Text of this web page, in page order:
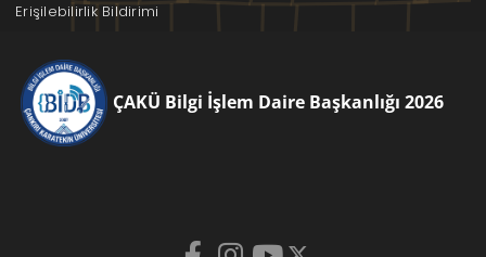
Erişilebilirlik Bildirimi
ÇAKÜ Bilgi İşlem Daire Başkanlığı 2026